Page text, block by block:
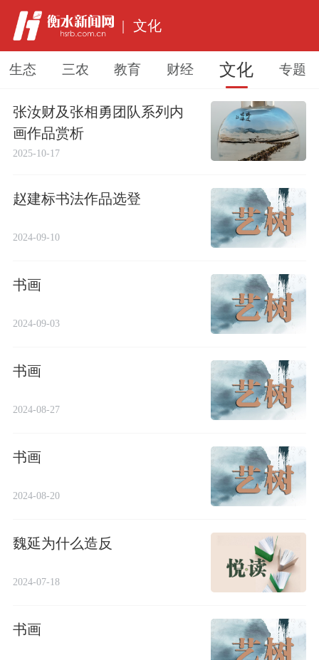
| 文化
生态 三农 教育 财经 文化 专题
张汝财及张相勇团队系列内
画作品赏析
2025-10-17
赵建标书法作品选登
2024-09-10
书画
2024-09-03
书画
2024-08-27
书画
2024-08-20
魏延为什么造反
2024-07-18
书画